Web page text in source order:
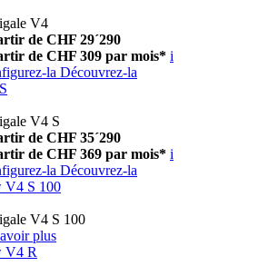
V4
de CHF 29´290
de CHF 309 par mois* i
la Découvrez-la
V4 S
de CHF 35´290
de CHF 369 par mois* i
la Découvrez-la
V4 S 100
V4 S 100
plus
V4 R